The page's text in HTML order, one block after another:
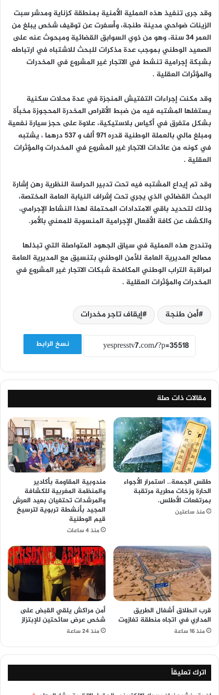
وقد جرى تنفيذ هذه العملية الأمنية بمنطقة كزناية ومدشر سبت
الزينات ضواحي مدينة طنجة، وأسفرت عن توقيف شخص يبلغ من
العمر 34 سنة، وهو من ذوي السوابق القضائية ومبحوث عنه على
الصعيد الوطني بموجب عدة مذكرات للبحث للاشتباه في ارتباطه
بشبكة إجرامية تنشط في الاتجار غير المشروع في المخدرات
والمؤثرات العقلية .
وقد مكنت إجراءات التفتيش المنجزة في عدة محلات سكنية
يستغلها المشتبه فيه من ضبط الأقراص المخدرة المحجوزة مخبأة
بشكل متفرق في أكياس بلاستيكية، علاوة على حجز سيارة نفعية
ومبلغ مالي بالعملة الوطنية قدره 971 ألف و 537 درهما ، يشتبه
في كونه من عائدات الاتجار غير المشروع في المخدرات والمؤثرات
العقلية .
وقد تم إيداع المشتبه فيه تحت تدبير الحراسة النظرية رهن إشارة
البحث القضائي الذي يجري تحت إشراف النيابة العامة المختصة،
وذلك لتحديد باقي الامتدادات المحتملة لهذا النشاط الإجرامي،
والكشف عن كافة الأفعال الإجرامية المنسوبة للمعني بالأمر.
وتندرج هذه العملية في سياق الجهود المتواصلة التي تبذلها
مصالح المديرية العامة للأمن الوطني بتنسيق مع المديرية العامة
لمراقبة التراب الوطني المكافحة شبكات الاتجار غير المشروع في
المخدرات والمؤثرات العقلية .
أمن طنجة إيقاف تاجر مخدرات
نسخ الرابط
مقالات ذات صلة
طقس الجمعة.. استمرار الأجواء
الحارة وزخات مطرية مرتقبة
بمرتفعات الأطلس.
منذ ساعتين
مندوبية المقاومة بأكادير
والمنظمة المغربية للكشافة
والمرشدات تحتفيان بعيد العرش
المجيد بأنشطة تربوية لترسيخ
قيم الوطنية
منذ 4 ساعات
قرب انطلاق أشغال الطريق
المداري في اتجاه منطقة تغازوت
منذ 16 ساعة
أمن مراكش يلقي القبض على
شخص عرض سائحتين للإبتزاز
منذ 24 ساعة
اترك تعليقاً